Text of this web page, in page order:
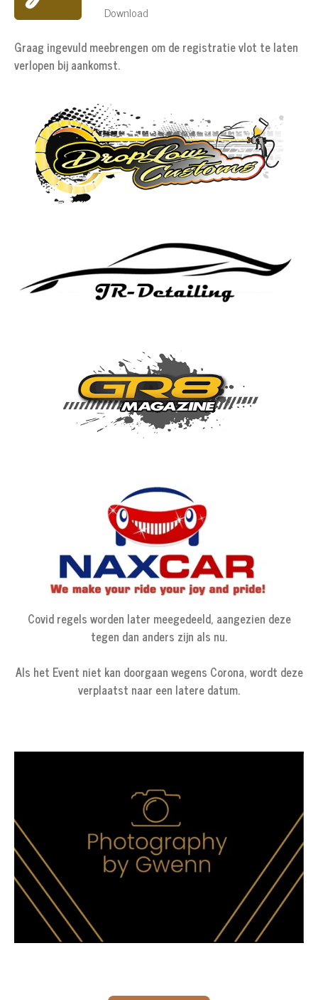
Download
Graag ingevuld meebrengen om de registratie vlot te laten
verlopen bij aankomst.
Covid regels worden later meegedeeld, aangezien deze
tegen dan anders zijn als nu.
Als het Event niet kan doorgaan wegens Corona, wordt deze
verplaatst naar een latere datum.